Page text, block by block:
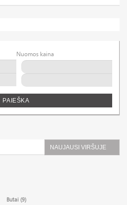
Nuomos kaina
PAIEŠKA
NAUJAUSI VIRŠUJE
Butai (9)